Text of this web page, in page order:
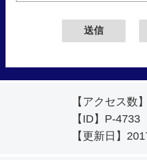
【アクセス数】
【ID】 P-4733
【更新日】